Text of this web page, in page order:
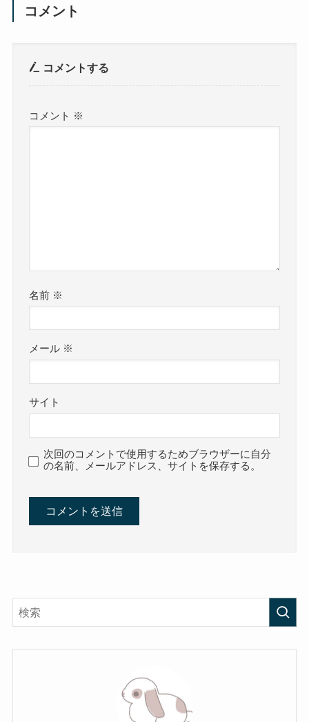
コメント
コメントする
コメント ※
名前 ※
メール ※
サイト
次回のコメントで使用するためブラウザーに自分
の名前、メールアドレス、サイトを保存する。